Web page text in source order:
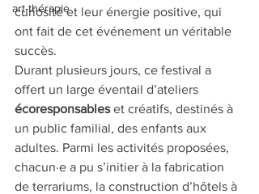
art-thérapie
curiosité et leur énergie positive, qui
ont fait de cet événement un véritable
succès.
Durant plusieurs jours, ce festival a
offert un large éventail d’ateliers
écoresponsables et créatifs, destinés à
un public familial, des enfants aux
adultes. Parmi les activités proposées,
chacun·e a pu s’initier à la fabrication
de terrariums, la construction d’hôtels à